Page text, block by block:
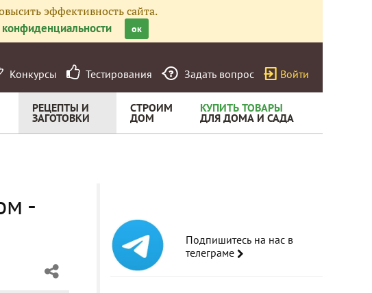
эффективность сайта.
ок
Конкурсы Тестирования Задать вопрос Войти
РЕЦЕПТЫ И
ЗАГОТОВКИ
СТРОИМ
ДОМ
КУПИТЬ ТОВАРЫ
ДЛЯ ДОМА И САДА
-
Подпишитесь на нас в
телеграме